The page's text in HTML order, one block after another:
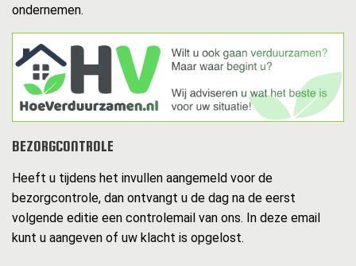
ondernemen.
BEZORGCONTROLE
Heeft u tijdens het invullen aangemeld voor de
bezorgcontrole, dan ontvangt u de dag na de eerst
volgende editie een controlemail van ons. In deze email
kunt u aangeven of uw klacht is opgelost.